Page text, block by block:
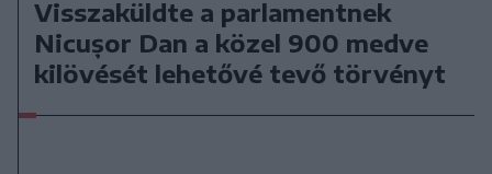
Visszaküldte a parlamentnek
Nicușor Dan a közel 900 medve
kilövését lehetővé tevő törvényt